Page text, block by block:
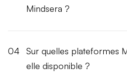
Mindsera ?
04
Sur quelles plateformes
elle disponible ?